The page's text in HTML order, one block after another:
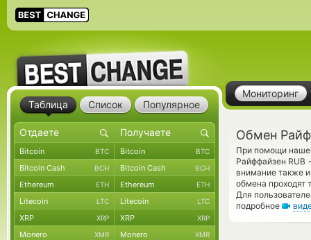
Мониторинг
Обмен
При помощи
Райффайзен RUB
внимание также
обмена проходят
Для
подробное
Таблица Список Популярное
Bitcoin BTC Bitcoin BTC
Bitcoin Cash BCH Bitcoin Cash BCH
Ethereum ETH Ethereum ETH
Litecoin LTC Litecoin LTC
XRP XRP XRP XRP
Monero XMR Monero XMR